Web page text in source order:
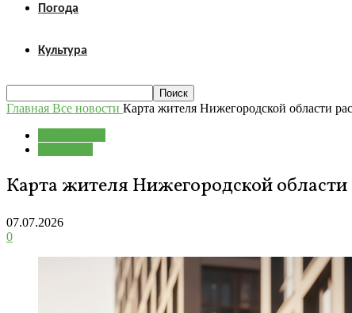
Погода
Культура
Главная Все новости Карта жителя Нижегородской области
Карта жителя Нижегородской
07.07.2026
0